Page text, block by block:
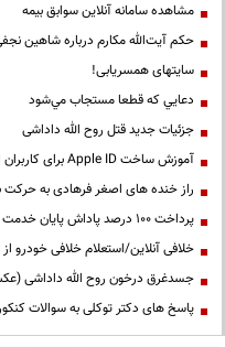
مشاهده سامانه آنلاين سوابق بیمه
حكم آيت‌الله مكارم درباره شاهين
سایتهای همسریابی!
دعايي كه قطعا مستجاب مي‌شود
جزئیات جدید قتل روح الله داداشی
آموزش ساخت Apple ID برای کاربران ایرانی
راز خنده های اصغر فرهادی به حرکت
پرداخت ۱۰۰ درصد پاداش پایان خدمت فرهنگیان
خلافی آنلاین/استعلام خلافی خودرو
جسدغرق درخون روح الله داداشی
پاسخ های دکتر توکلی به سوالات